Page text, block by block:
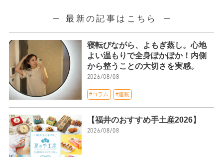
最新の記事はこちら
寝転びながら、よもぎ蒸し。心地
よい温もりで全身ぽかぽか！内側
から整うことの大切さを実感。
2026/08/08
#コラム #連載
【福井のおすすめ手土産2026】
2026/08/08